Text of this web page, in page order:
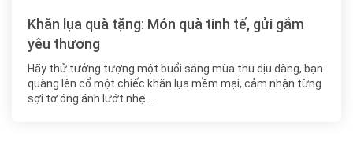
Khăn lụa quà tặng: Món quà tinh tế, gửi gắm
yêu thương
Hãy thử tưởng tượng một buổi sáng mùa thu dịu dàng, bạn
quàng lên cổ một chiếc khăn lụa mềm mại, cảm nhận từng
sợi tơ óng ánh lướt nhẹ…